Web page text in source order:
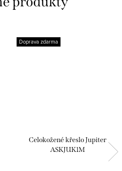
Doprava zdarma
Celokožené křeslo Jupiter
ASKJUK1M